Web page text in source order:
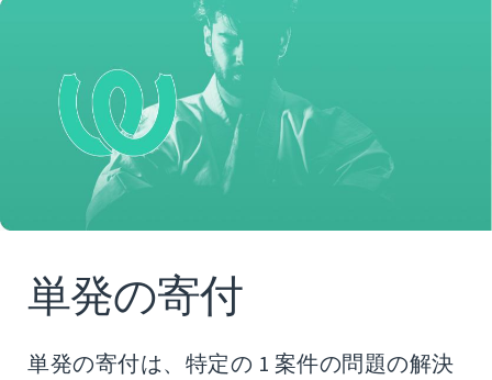
単発の寄付
単発の寄付は、特定の 1 案件の問題の解決